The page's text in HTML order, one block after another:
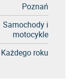
Poznań
Samochody i
motocykle
Każdego roku